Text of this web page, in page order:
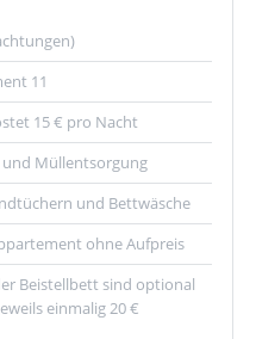
11
15 € pro Nacht
Müllentsorgung
und Bettwäsche
ohne Aufpreis
Beistellbett sind optional
einmalig 20 €